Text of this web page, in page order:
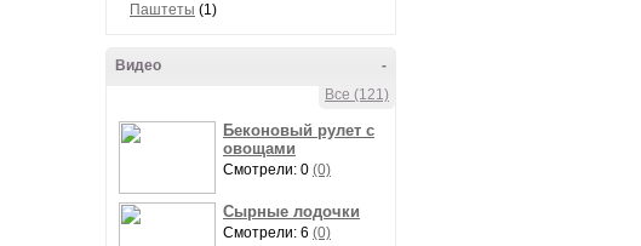
Паштеты (1)
-
Видео
Все (121)
Беконовый рулет с
овощами
Смотрели: 0 (0)
Сырные лодочки
Смотрели: 6 (0)